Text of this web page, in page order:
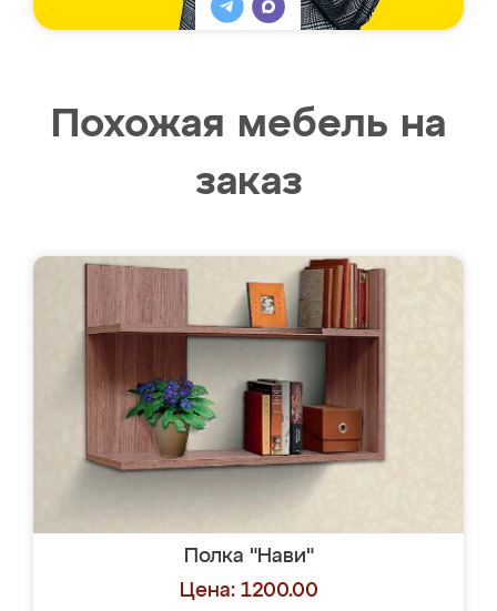
Похожая мебель на
заказ
Полка "Нави"
Цена: 1200.00